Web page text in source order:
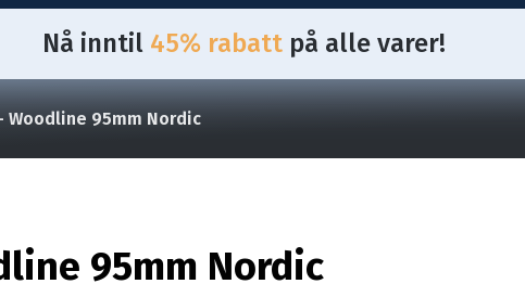
PVC TRE TRE /
Vilkår og garanti for
handel hos Nord Dør
Nå inntil 45% rabatt på alle varer!
Woodline 95mm Nordic
95mm Nordic